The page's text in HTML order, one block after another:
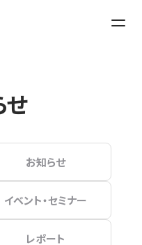
せ
お知らせ
イベント・セミナー
レポート